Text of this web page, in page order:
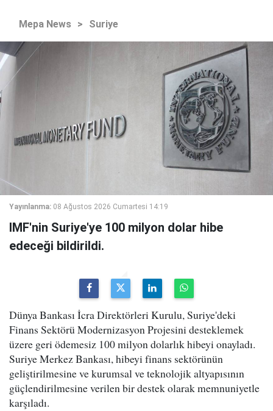
Mepa News > Suriye
Yayınlanma: 08 Ağustos 2026 Cumartesi 14:19
IMF'nin Suriye'ye 100 milyon dolar hibe
edeceği bildirildi.
Dünya Bankası İcra Direktörleri Kurulu, Suriye'deki
Finans Sektörü Modernizasyon Projesini desteklemek
üzere geri ödemesiz 100 milyon dolarlık hibeyi onayladı.
Suriye Merkez Bankası, hibeyi finans sektörünün
geliştirilmesine ve kurumsal ve teknolojik altyapısının
güçlendirilmesine verilen bir destek olarak memnuniyetle
karşıladı.